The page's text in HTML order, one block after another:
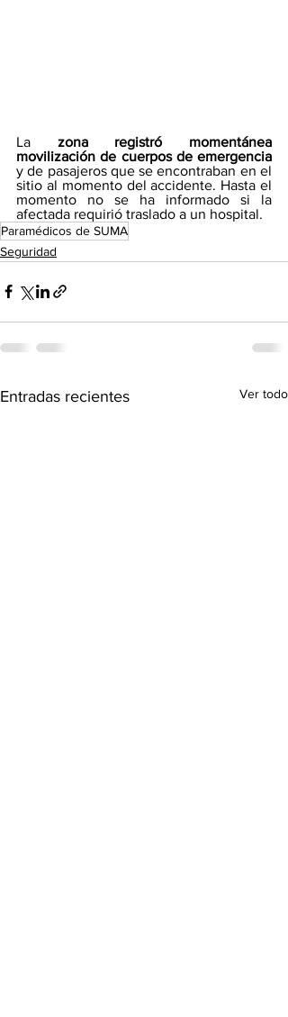
La zona registró momentánea
y de pasajeros que se encontraban en el
sitio al momento del accidente. Hasta el
momento no se ha informado si la
afectada requirió traslado a un hospital.
Paramédicos de SUMA
Seguridad
Entradas recientes Ver todo